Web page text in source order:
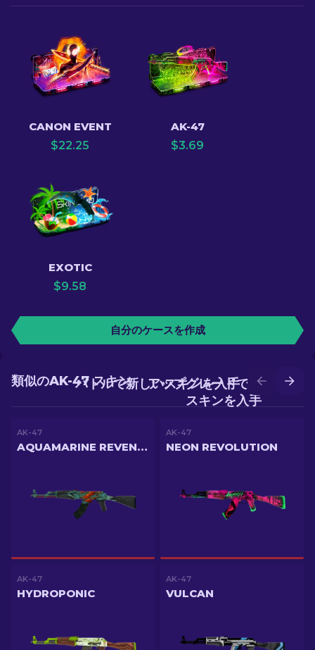
CANON EVENT
$22.25
AK-47
$3.69
EXOTIC
$9.58
自分のケースを作成
アップグレードでより良い
スキンを入手
バトルで新しいスキンを入手
類似のAK-47 スキン
AK-47
AQUAMARINE REVENGE
AK-47
NEON REVOLUTION
AK-47
HYDROPONIC
AK-47
VULCAN